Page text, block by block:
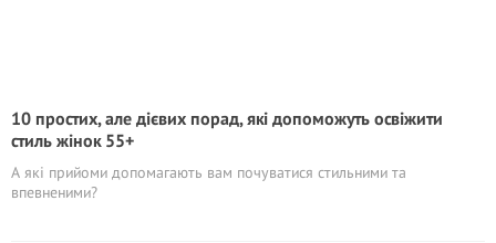
10 простих, але дієвих порад, які допоможуть освіжити
стиль жінок 55+
А які прийоми допомагають вам почуватися стильними та
впевненими?